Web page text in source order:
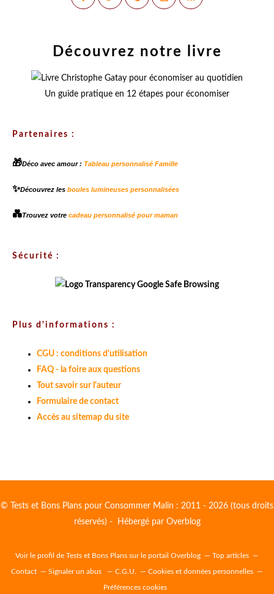
Découvrez notre livre
Un guide pratique en 12 étapes pour économiser
Partenaires :
🎁Déco avec amour : Tableau personnalisé Famille
✨Découvrez les boules lumineuses personnalisées
💑Trouvez votre cadeau personnalisé pour maman
Sécurité :
Plus d'informations :
CGU : conditions d'utilisation
FAQ - la foire aux questions
Tout savoir sur l'auteur
Formulaire de contact
Accès au sitemap du site
© Tests et Bons Plans pour Consommer Malin : 2011 - 2026 (tous droits
réservés) - Hébergé par Overblog
Voir le profil de Tests et Bons Plans sur le portail Overblog Top articles
Contact Signaler un abus C.G.U. Cookies et données personnelles
Préférences cookies